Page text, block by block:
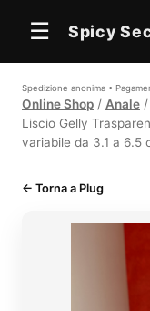
☰ Spicy
Spedizione anonima •
Online Shop / Anale /
Liscio Gelly
variabile da 3.1 a 6.5
← Torna a Plug